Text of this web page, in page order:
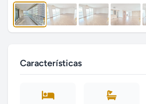
Características